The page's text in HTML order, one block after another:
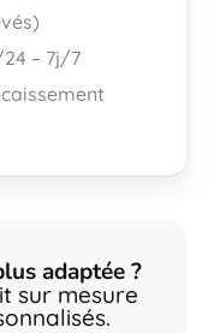
– 7j/7
adaptée ?
sur mesure